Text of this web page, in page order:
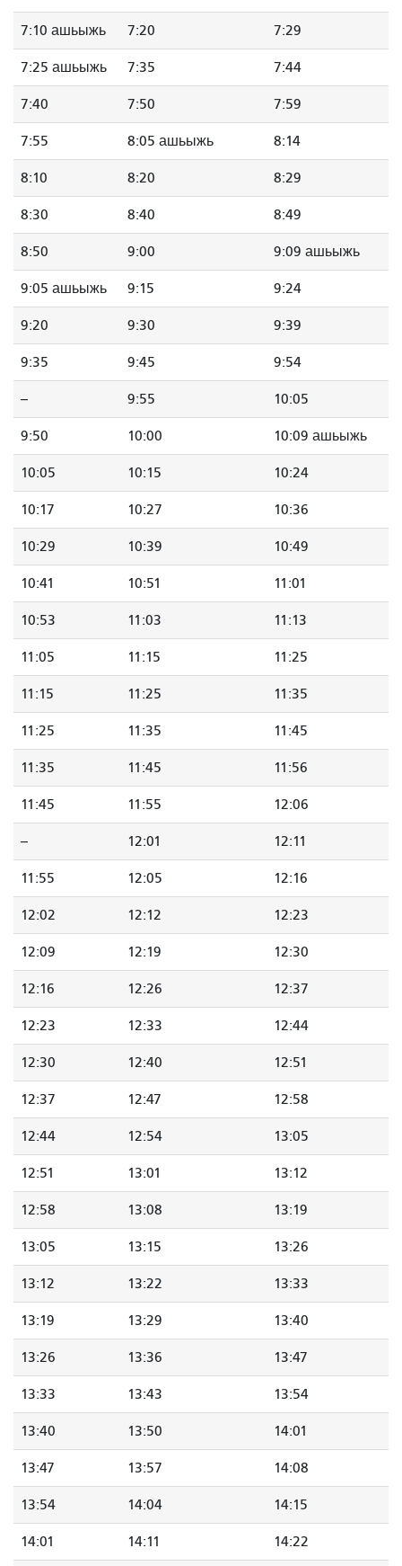
7:10 ашьыжь 7:20 7:29
7:25 ашьыжь 7:35 7:44
7:40 7:50 7:59
7:55 8:05 ашьыжь 8:14
8:10 8:20 8:29
8:30 8:40 8:49
8:50 9:00 9:09 ашьыжь
9:05 ашьыжь 9:15 9:24
9:20 9:30 9:39
9:35 9:45 9:54
-- 9:55 10:05
9:50 10:00 10:09 ашьыжь
10:05 10:15 10:24
10:17 10:27 10:36
10:29 10:39 10:49
10:41 10:51 11:01
10:53 11:03 11:13
11:05 11:15 11:25
11:15 11:25 11:35
11:25 11:35 11:45
11:35 11:45 11:56
11:45 11:55 12:06
-- 12:01 12:11
11:55 12:05 12:16
12:02 12:12 12:23
12:09 12:19 12:30
12:16 12:26 12:37
12:23 12:33 12:44
12:30 12:40 12:51
12:37 12:47 12:58
12:44 12:54 13:05
12:51 13:01 13:12
12:58 13:08 13:19
13:05 13:15 13:26
13:12 13:22 13:33
13:19 13:29 13:40
13:26 13:36 13:47
13:33 13:43 13:54
13:40 13:50 14:01
13:47 13:57 14:08
13:54 14:04 14:15
14:01 14:11 14:22